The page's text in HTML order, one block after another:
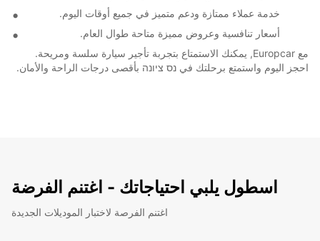
خدمة عملاء ممتازة ودعم متميز في جميع أوقات اليوم.
أسعار تنافسية وعروض مميزة متاحة طوال العام.
مع Europcar, يمكنك الاستمتاع بتجربة تأجير سيارة سلسة ومريحة.
احجز اليوم واستمتع برحلتك في נס ציונה بأقصى درجات الراحة والأمان.
اسطول يلبي احتياجاتك - اغتنم الفرضة
اغتنم الفرصة لاختبار الموديلات الجديدة